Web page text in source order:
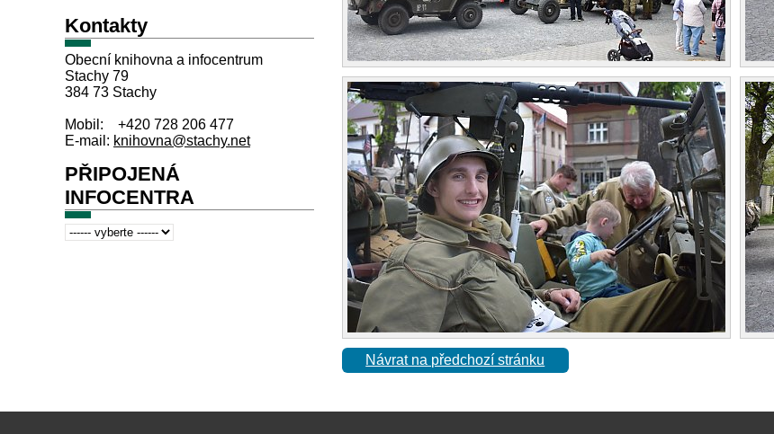
Kontakty
Obecní knihovna a infocentrum
Stachy 79
384 73 Stachy
Mobil: +420 728 206 477
E-mail: knihovna@stachy.net
PŘIPOJENÁ
INFOCENTRA
Návrat na předchozí stránku